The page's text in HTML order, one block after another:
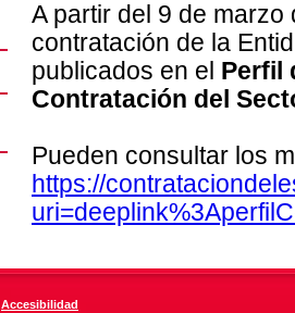
A partir del 9 de
contratación de la
publicados en el Perfil
Contratación del
Pueden consultar los
https://
Accesibilidad